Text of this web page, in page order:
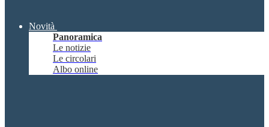
Novità
Panoramica
Le notizie
Le circolari
Albo online